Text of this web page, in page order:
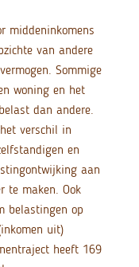
middeninkomens
van andere
Sommige
woning en het
dan andere.
verschil in
en
aan
te maken. Ook
belastingen op
uit)
heeft 169